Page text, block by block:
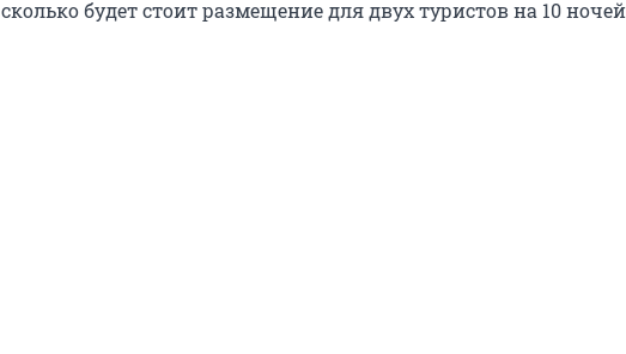
сколько будет стоит размещение для двух туристов на 10